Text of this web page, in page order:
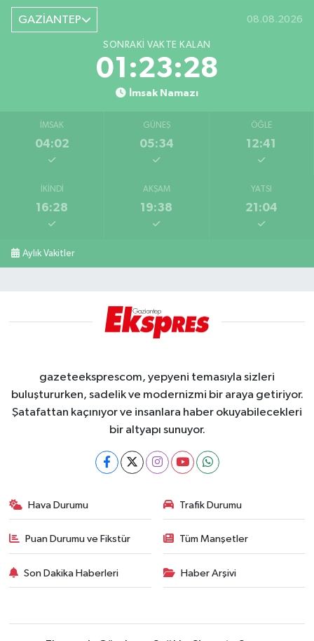
GAZİANTEP 08.08.2026
SONRAKI VAKTE KALAN
01:23:27
İmsak Namazı
İMSAK
04:02
GÜNEŞ
05:34
ÖĞLE
12:41
İKINDI
16:28
AKŞAM
19:38
YATSI
21:04
Aylık Vakitler
gazeteeksprescom, yepyeni temasıyla sizleri
buluştururken, sadelik ve modernizmi bir araya getiriyor.
Şatafattan kaçınıyor ve insanlara haber okuyabilecekleri
bir altyapı sunuyor.
Hava Durumu Trafik Durumu
Puan Durumu ve Fikstür Tüm Manşetler
Son Dakika Haberleri Haber Arşivi